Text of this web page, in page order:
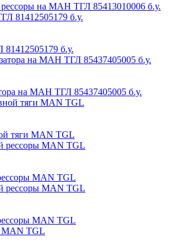
на МАН ТГЛ 85413010006 б.у.
б.у.
на МАН ТГЛ 85437405005 б.у.
тяги MAN TGL
MAN TGL
MAN TGL